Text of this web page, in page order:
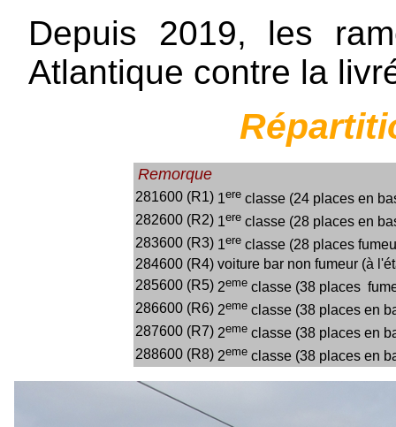
Depuis 2019, les
Atlantique contre la
Remorque
281600 (R1) 1ere classe (24 places en
282600 (R2) 1ere classe (28 places en
283600 (R3) 1ere classe (28 places
284600 (R4) voiture bar non fumeur (à
285600 (R5) 2eme classe (38 places
286600 (R6) 2eme classe (38 places en
287600 (R7) 2eme classe (38 places en
288600 (R8) 2eme classe (38 places en